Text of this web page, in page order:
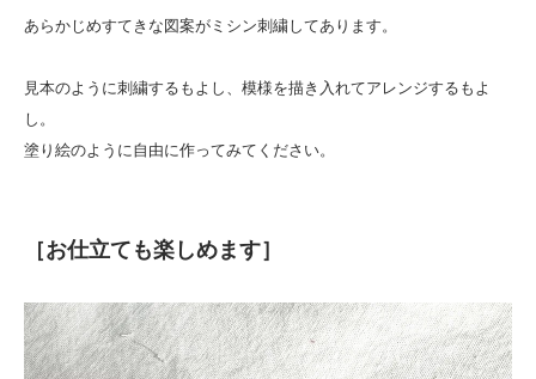
あらかじめすてきな図案がミシン刺繍してあります。
見本のように刺繍するもよし、模様を描き入れてアレンジするもよ
し。
塗り絵のように自由に作ってみてください。
［お仕立ても楽しめます］